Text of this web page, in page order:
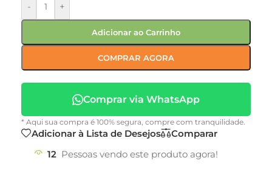
- +
Adicionar ao Carrinho
COMPRAR AGORA
Comprar via WhatsApp
* Aqui sua compra é 100% segura, compre com tranquilidade.
Adicionar à Lista de Desejos
Comparar
12 Pessoas vendo este produto agora!